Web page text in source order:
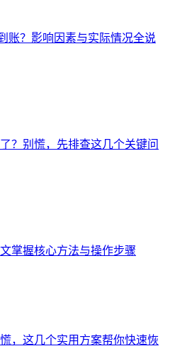
账？影响因素与实际情况全说
？别慌，先排查这几个关键问
掌握核心方法与操作步骤
，这几个实用方案帮你快速恢